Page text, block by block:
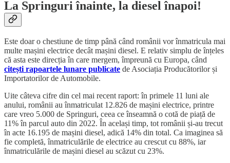
La Springuri înainte, la diesel înapoi!
Este doar o chestiune de timp până când românii vor înmatricula mai
multe mașini electrice decât mașini diesel. E relativ simplu de înțeles
că asta este direcția în care mergem, împreună cu Europa, când
citești rapoartele lunare publicate de Asociația Producătorilor și
Importatorilor de Automobile.
Uite câteva cifre din cel mai recent raport: în primele 11 luni ale
anului, românii au înmatriculat 12.826 de mașini electrice, printre
care vreo 5.000 de Springuri, ceea ce înseamnă o cotă de piață de
11% în parcul auto din 2022. În același timp, tot românii și-au trecut
în acte 16.195 de mașini diesel, adică 14% din total. Ca imaginea să
fie completă, înmatriculările de electrice au crescut cu 88%, iar
înmatriculările de mașini diesel au scăzut cu 23%.